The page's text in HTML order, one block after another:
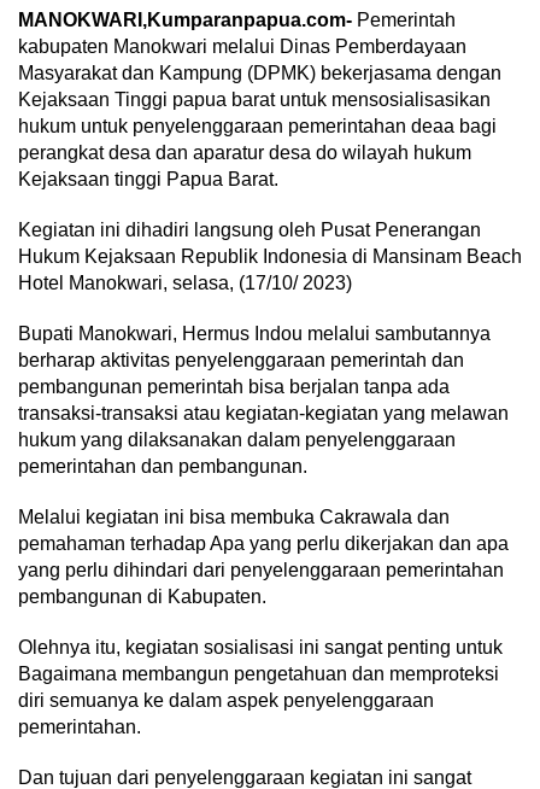
MANOKWARI,Kumparanpapua.com- Pemerintah
kabupaten Manokwari melalui Dinas Pemberdayaan
Masyarakat dan Kampung (DPMK) bekerjasama dengan
Kejaksaan Tinggi papua barat untuk mensosialisasikan
hukum untuk penyelenggaraan pemerintahan deaa bagi
perangkat desa dan aparatur desa do wilayah hukum
Kejaksaan tinggi Papua Barat.
Kegiatan ini dihadiri langsung oleh Pusat Penerangan
Hukum Kejaksaan Republik Indonesia di Mansinam Beach
Hotel Manokwari, selasa, (17/10/ 2023)
Bupati Manokwari, Hermus Indou melalui sambutannya
berharap aktivitas penyelenggaraan pemerintah dan
pembangunan pemerintah bisa berjalan tanpa ada
transaksi-transaksi atau kegiatan-kegiatan yang melawan
hukum yang dilaksanakan dalam penyelenggaraan
pemerintahan dan pembangunan.
Melalui kegiatan ini bisa membuka Cakrawala dan
pemahaman terhadap Apa yang perlu dikerjakan dan apa
yang perlu dihindari dari penyelenggaraan pemerintahan
pembangunan di Kabupaten.
Olehnya itu, kegiatan sosialisasi ini sangat penting untuk
Bagaimana membangun pengetahuan dan memproteksi
diri semuanya ke dalam aspek penyelenggaraan
pemerintahan.
Dan tujuan dari penyelenggaraan kegiatan ini sangat